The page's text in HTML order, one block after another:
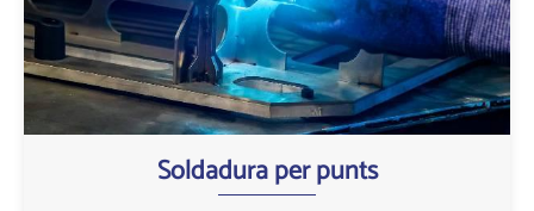
Soldadura per punts